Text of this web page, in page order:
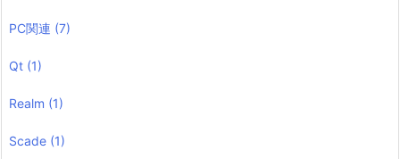
PC関連 (7)
Qt (1)
Realm (1)
Scade (1)